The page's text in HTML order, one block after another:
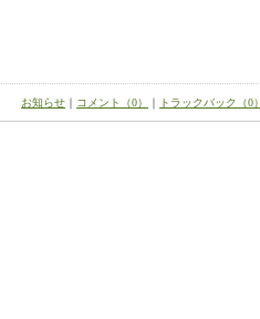
お知らせ ｜ コメント（0） ｜ トラックバック（0）